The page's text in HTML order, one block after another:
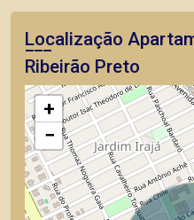
Localização
Ribeirão Preto
+
−